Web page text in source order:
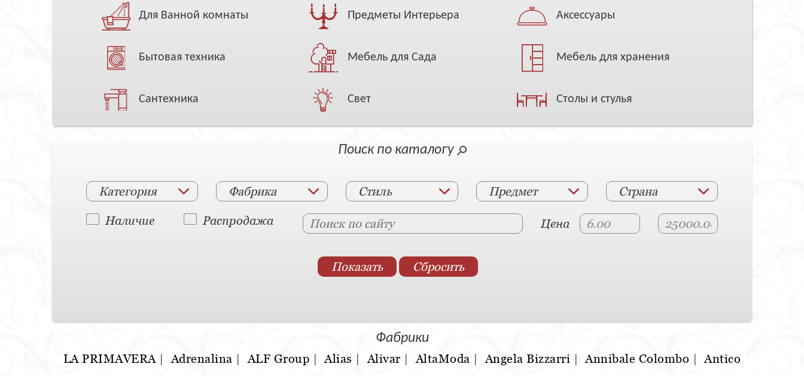
Для Ванной комнаты Предметы Интерьера Аксессуары
Бытовая техника Мебель для Сада Мебель для хранения
Сантехника Свет Столы и стулья
Поиск по каталогу
Категория Фабрика Стиль Предмет Страна
Наличие Распродажа Цена
Фабрики
LA PRIMAVERA|Adrenalina |ALF Group |Alias |Alivar |AltaModa |Angela Bizzarri |Annibale Colombo |Antico